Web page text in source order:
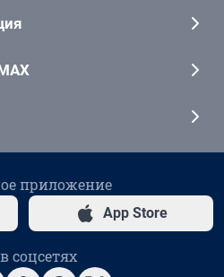
приложение
App Store
соцсетях